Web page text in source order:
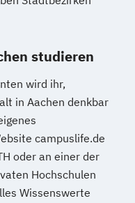
und Leitung
studieren
wird ihr,
in Aachen denkbar
campuslife.de
oder an einer der
Hochschulen
Wissenswerte